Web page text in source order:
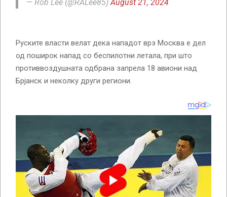
— Rob Lee (@RALee85)August 21, 2024
Руските власти велат дека нападот врз Москва е дел
од поширок напад со беспилотни летала, при што
противвоздушната одбрана запрела 18 авиони над
Брјанск и неколку други региони.